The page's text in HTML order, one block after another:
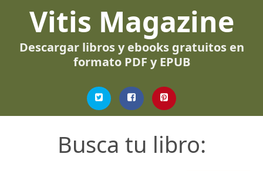
Vitis Magazine
Descargar libros y ebooks gratuitos en
formato PDF y EPUB
Busca tu libro: